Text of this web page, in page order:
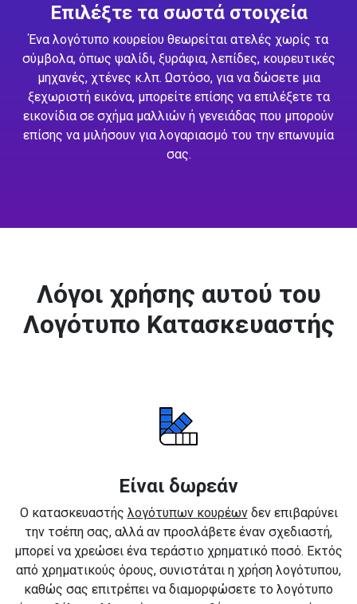
Επιλέξτε τα σωστά στοιχεία
Ένα λογότυπο κουρείου θεωρείται ατελές χωρίς τα
σύμβολα, όπως ψαλίδι, ξυράφια, λεπίδες, κουρευτικές
μηχανές, χτένες κ.λπ. Ωστόσο, για να δώσετε μια
ξεχωριστή εικόνα, μπορείτε επίσης να επιλέξετε τα
εικονίδια σε σχήμα μαλλιών ή γενειάδας που μπορούν
επίσης να μιλήσουν για λογαριασμό του την επωνυμία
σας.
Λόγοι χρήσης αυτού του
Λογότυπο Κατασκευαστής
Είναι δωρεάν
Ο κατασκευαστής λογότυπων κουρέωνδεν επιβαρύνει
την τσέπη σας, αλλά αν προσλάβετε έναν σχεδιαστή,
μπορεί να χρεώσει ένα τεράστιο χρηματικό ποσό. Εκτός
από χρηματικούς όρους, συνιστάται η χρήση λογότυπου,
καθώς σας επιτρέπει να διαμορφώσετε το λογότυπο